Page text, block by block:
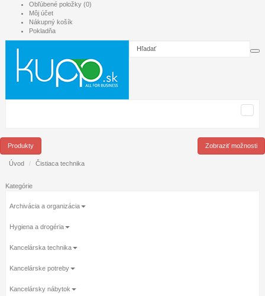
Obľúbené položky (0)
Môj účet
Nákupný košík
Pokladňa
Produkty Zobraziť možnosti
Úvod Čistiaca technika
Kategórie
Archivácia a organizácia
Hygiena a drogéria
Kancelárska technika
Kancelárske potreby
Kancelársky nábytok